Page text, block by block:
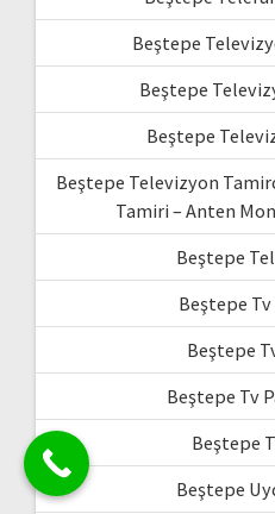
Beştepe
Beştepe
Beştepe
Beştepe Televizyon
Tamiri – Anten
Beştepe
Beştepe
Beştepe
Beştepe Tv
Beştepe
Beştepe